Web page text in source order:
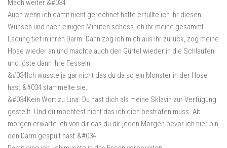
Mach weiter.&#034
Auch wenn ich damit nicht gerechnet hatte erfüllte ich ihr diesen
Wunsch und nach einigen Minuten schoss ich ihr meine gesammt
Ladung tief in ihren Darm. Dann zog ich mich aus ihr zurück, zog meine
Hose wieder an und machte auch den Gürtel wieder in die Schlaufen
und löste dann ihre Fesseln.
&#034Ich wusste ja gar nicht das du da so ein Monster in der Hose
hast.&#034 stammelte sie.
&#034Kein Wort zu Lina. Du hast dich als meine Sklavin zur Verfügung
gestellt. Und du möchtest nicht das ich dich bestrafen muss. Ab
morgen erwarte ich von dir das du dir jeden Morgen bevor ich hier bin
den Darm gespült hast.&#034